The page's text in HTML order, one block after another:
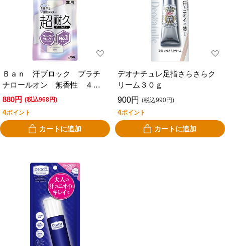
Ｂａｎ 汗ブロック プラチ
ナロールオン 無香性 ４０
ｍｌ
880円 (税込968円)
4ポイント
カートに追加
デオナチュレ足指さらさらク
リーム３０ｇ
900円 (税込990円)
4ポイント
カートに追加